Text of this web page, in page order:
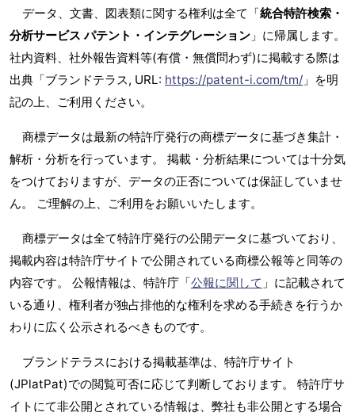
データ、文書、図表類に関する権利は全て「統合特許検索・
分析サービス パテント・インテグレーション 」に帰属します。
社内資料、社外報告資料等(有償・無償問わず)に掲載する際は
出典「ブランドテラス, URL: https://patent-i.com/tm/ 」を明
記の上、ご利用ください。
商標データは最新の特許庁発行の商標データに基づき集計・
解析・分析を行っています。 掲載・分析結果については十分気
をつけておりますが、データの正否については保証していませ
ん。 ご理解の上、ご利用をお願いいたします。
商標データは全て特許庁発行の公開データに基づいており、
掲載内容は特許庁サイトで公開されている商標公報等と同等の
内容です。 公報情報は、特許庁「公報に関して 」に記載されて
いる通り、権利者が独占排他的な権利を求める手続きを行うか
わりに広く公示されるべきものです。
ブランドテラスにおける掲載基準は、特許庁サイト
(JPlatPat)での閲覧可否に応じて判断しております。 特許庁サ
イトにて非公開とされている情報は、弊社も非公開とする場合